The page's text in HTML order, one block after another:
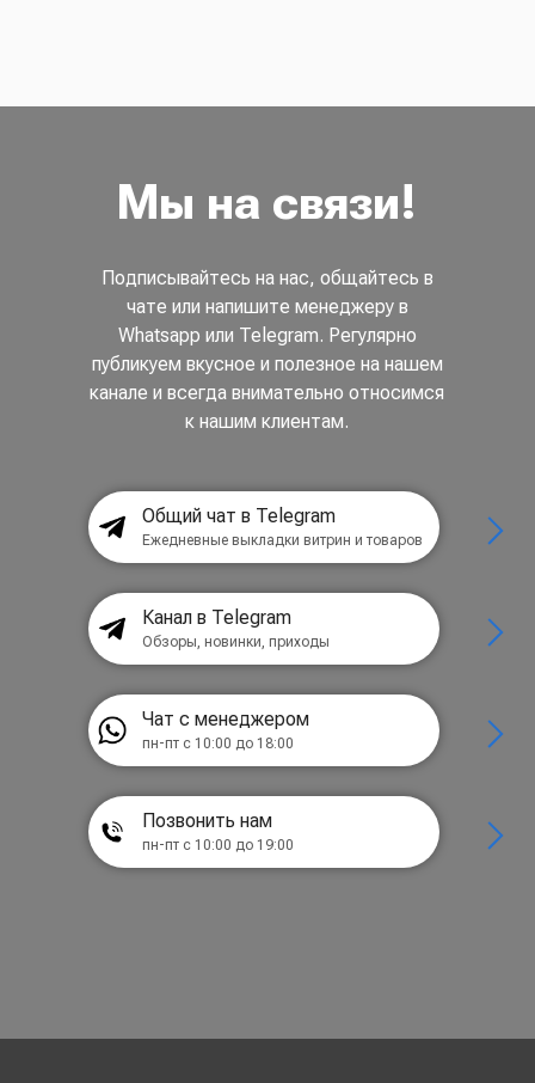
Мы на связи!
Подписывайтесь на нас, общайтесь в
чате или напишите менеджеру в
Whatsapp или Telegram. Регулярно
публикуем вкусное и полезное на нашем
канале и всегда внимательно относимся
к нашим клиентам.
Общий чат в Telegram
Ежедневные выкладки витрин и товаров
Канал в Telegram
Обзоры, новинки, приходы
Чат с менеджером
пн-пт с 10:00 до 18:00
Позвонить нам
пн-пт с 10:00 до 19:00